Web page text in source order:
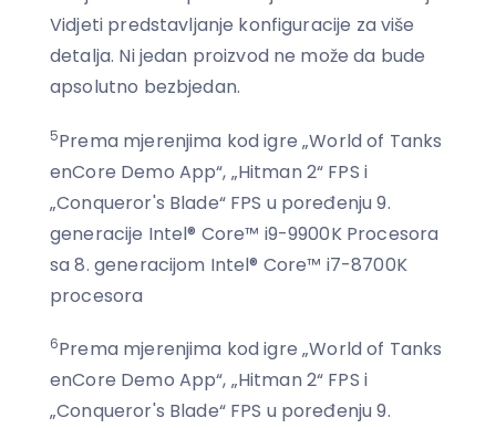
Vidjeti predstavljanje konfiguracije za više
detalja. Ni jedan proizvod ne može da bude
apsolutno bezbjedan.
5Prema mjerenjima kod igre „World of Tanks
enCore Demo App“, „Hitman 2“ FPS i
„Conqueror's Blade“ FPS u poređenju 9.
generacije Intel® Core™ i9-9900K Procesora
sa 8. generacijom Intel® Core™ i7-8700K
procesora
6Prema mjerenjima kod igre „World of Tanks
enCore Demo App“, „Hitman 2“ FPS i
„Conqueror's Blade“ FPS u poređenju 9.